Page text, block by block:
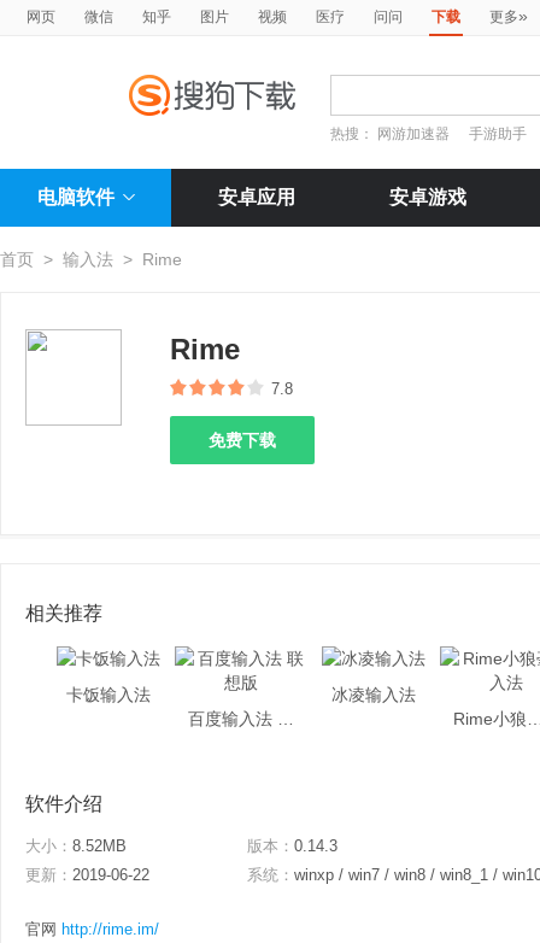
网页 微信 知乎 图片 视频 医疗 问问 下载 更多»
热搜： 网游加速器 手游助手
电脑软件 安卓应用 安卓游戏
首页 > 输入法 > Rime
Rime
7.8
免费下载
相关推荐
卡饭输入法
冰凌输入法
软件介绍
大小： 8.52MB 版本： 0.14.3
更新： 2019-06-22 系统： winxp / win7 / win8 / win8_1 /
官网 http://rime.im/